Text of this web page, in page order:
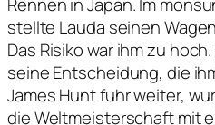
stellte Lauda seinen
Das Risiko war ihm zu
seine Entscheidung, die
James Hunt fuhr weiter,
die Weltmeisterschaft mit